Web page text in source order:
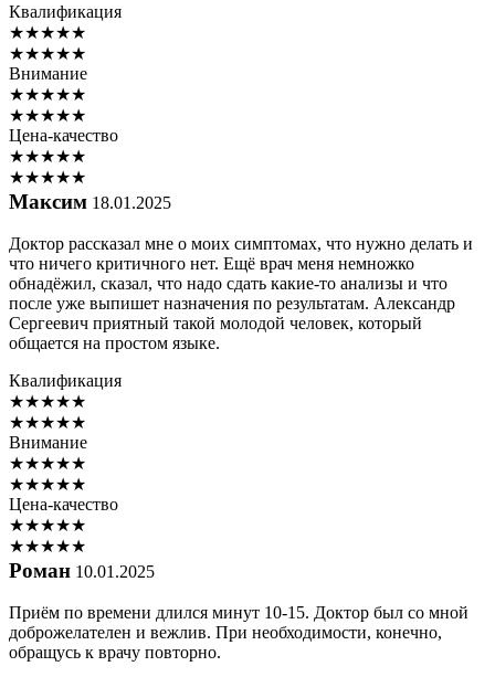
Квалификация
★★★★★
★★★★★
Внимание
★★★★★
★★★★★
Цена-качество
★★★★★
★★★★★
Максим 18.01.2025
Доктор рассказал мне о моих симптомах, что нужно делать и
что ничего критичного нет. Ещё врач меня немножко
обнадёжил, сказал, что надо сдать какие-то анализы и что
после уже выпишет назначения по результатам. Александр
Сергеевич приятный такой молодой человек, который
общается на простом языке.
Квалификация
★★★★★
★★★★★
Внимание
★★★★★
★★★★★
Цена-качество
★★★★★
★★★★★
Роман 10.01.2025
Приём по времени длился минут 10-15. Доктор был со мной
доброжелателен и вежлив. При необходимости, конечно,
обращусь к врачу повторно.